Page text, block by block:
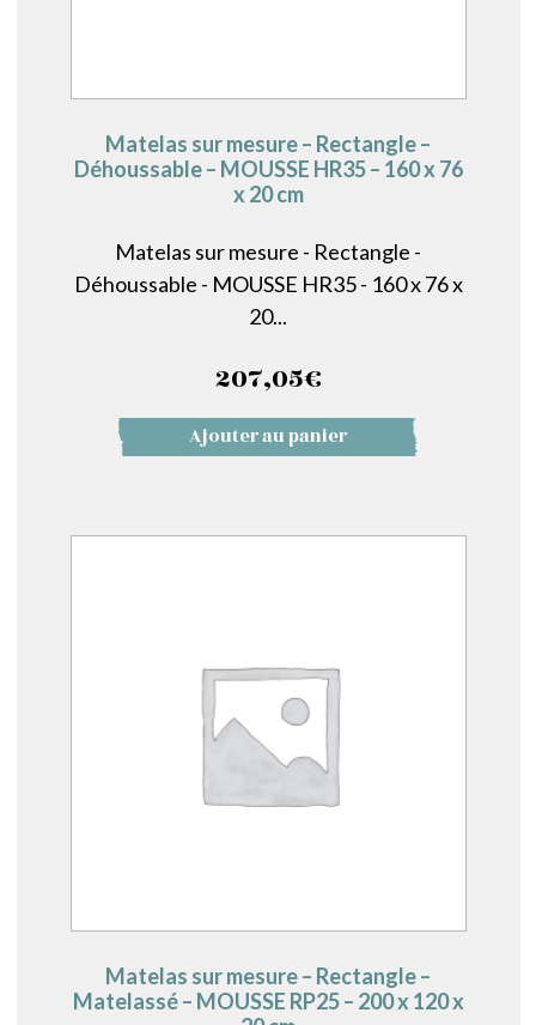
Matelas sur mesure – Rectangle –
Déhoussable – MOUSSE HR35 – 160 x 76
x 20 cm
Matelas sur mesure - Rectangle -
Déhoussable - MOUSSE HR35 - 160 x 76 x
20...
207,05€
Ajouter au panier
Matelas sur mesure – Rectangle –
Matelassé – MOUSSE RP25 – 200 x 120 x